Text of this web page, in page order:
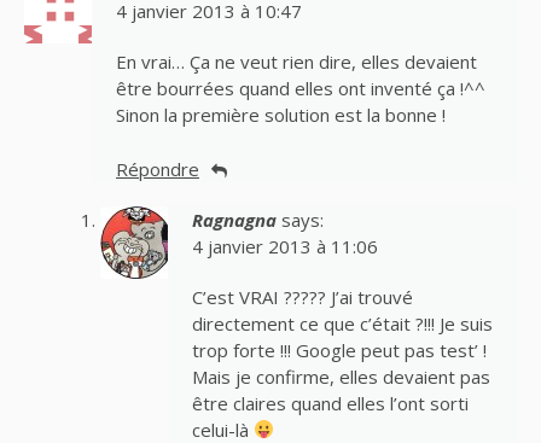
4 janvier 2013 à 10:47
En vrai… Ça ne veut rien dire, elles devaient
être bourrées quand elles ont inventé ça !^^
Sinon la première solution est la bonne !
Répondre
Ragnagna says:
4 janvier 2013 à 11:06
C’est VRAI ????? J’ai trouvé
directement ce que c’était ?!!! Je suis
trop forte !!! Google peut pas test’ !
Mais je confirme, elles devaient pas
être claires quand elles l’ont sorti
celui-là